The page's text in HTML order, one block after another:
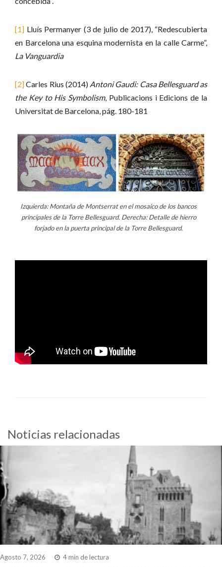
[1] Lluís Permanyer (3 de julio de 2017), “Redescubierta
en Barcelona una esquina modernista en la calle Carme”,
La Vanguardia
[2]Carles Rius (2014) Antoni Gaudi: Casa Bellesguard as
the Key to His Symbolism, Publicacions i Edicions de la
Universitat de Barcelona, pág. 180-181
Izquierda: Montaña de Montserrat en el mosaico de los bancos
principales de la Torre Bellesguard. Derecha: Detalle de hierro
forjado en la puerta principal de la Torre Bellesguard.
Noticias relacionadas
Agosto 7, 2026 4 min de lectura